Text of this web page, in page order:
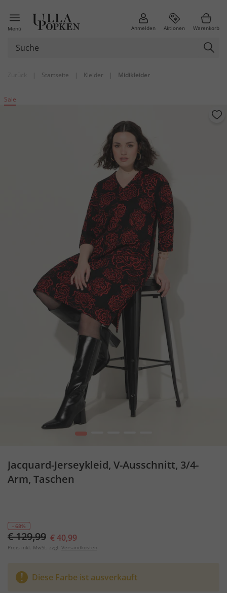
Menü Anmelden Aktionen Warenkorb
| Startseite | Kleider | Midikleider
Sale
1
Jacquard-Jerseykleid, V-Ausschnitt, 3/4-
Arm, Taschen
- 68%
€ 129,99 € 40,99
Preis inkl. MwSt. zzgl. Versandkosten
Diese Farbe ist ausverkauft